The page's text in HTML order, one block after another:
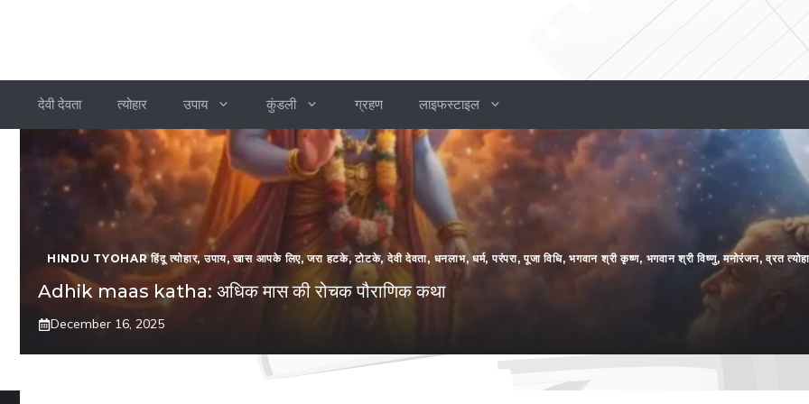
देवी देवता त्योहार उपाय कुंडली ग्रहण लाइफस्टाइल
HINDU TYOHAR हिंदू त्योहार,उपाय,खास आपके लिए,जरा हटके,टोटके,देवी देवता, धनलाभ, धर्म,परंपरा,पूजा विधि,भगवान श्री कृष्ण, भगवान श्री विष्णु,मनोरंजन,व्रत
Adhik maas katha: अधिक मास की रोचक पौराणिक कथा
December 16, 2025